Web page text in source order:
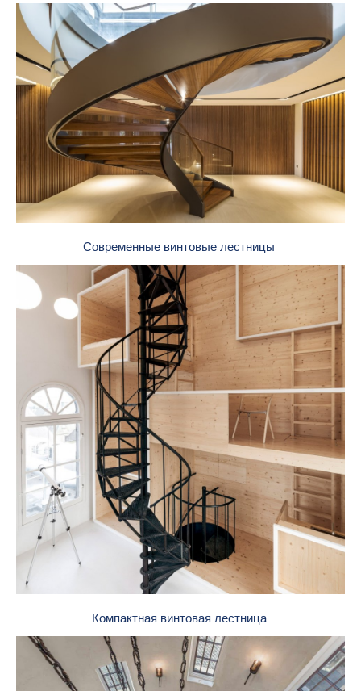
Современные винтовые лестницы
Компактная винтовая лестница